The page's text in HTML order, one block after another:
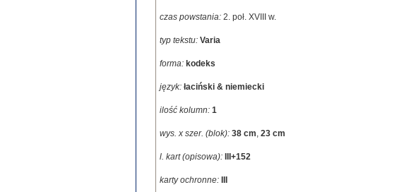
czas powstania: 2. poł. XVIII w.
typ tekstu: Varia
forma: kodeks
język: łaciński & niemiecki
ilość kolumn: 1
wys. x szer. (blok): 38 cm, 23 cm
l. kart (opisowa): III+152
karty ochronne: